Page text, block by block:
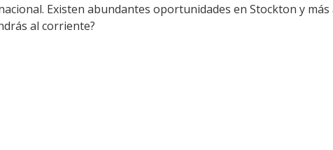
Existen abundantes oportunidades en Stockton y
al corriente?